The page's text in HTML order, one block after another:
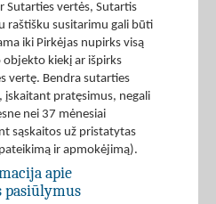
Sutarties vertės, Sutartis
raštišku susitarimu gali būti
iki Pirkėjas nupirks visą
objekto kiekį ar išpirks
vertę. Bendra sutarties
įskaitant pratęsimus, negali
nei 37 mėnesiai
sąskaitos už pristatytas
ir apmokėjimą).
apie
pasiūlymus